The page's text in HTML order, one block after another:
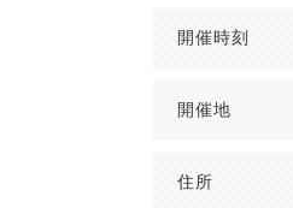
開催時刻
開催地
住所